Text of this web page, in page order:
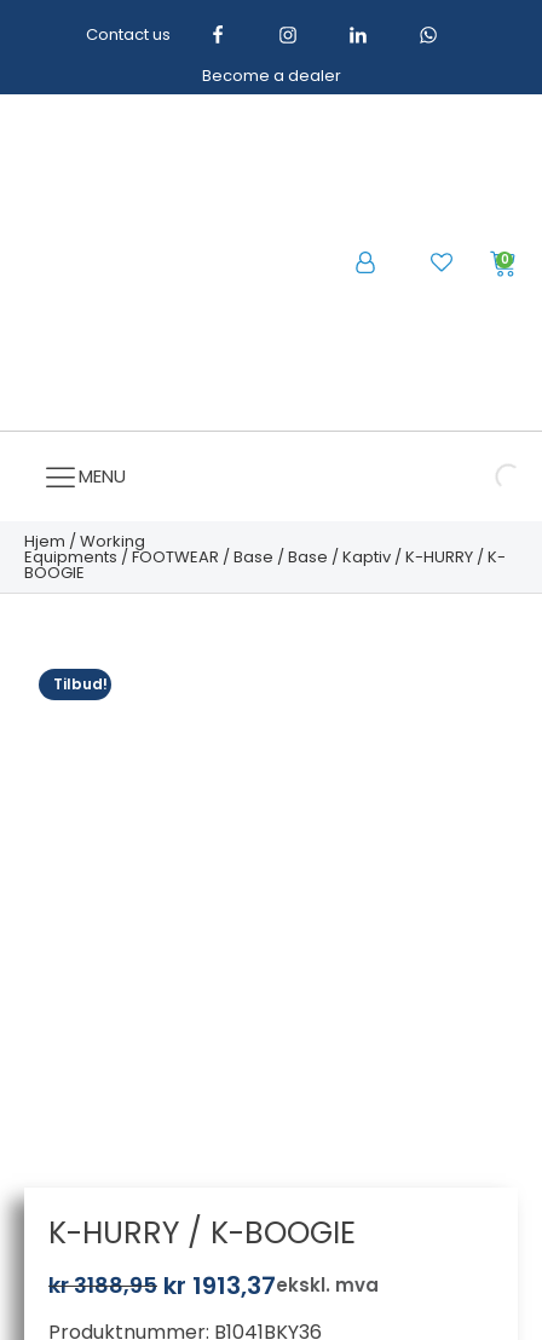
Contact us
Become a dealer
0
MENU
Hjem /Working
Equipments /FOOTWEAR /Base /Base /Kaptiv / K-HURRY / K-
BOOGIE
Tilbud!
K-HURRY / K-BOOGIE
kr3188,95
Opprinnelig
kr 1913,37
Nåværende
ekskl. mva
Produktnummer: B1041BKY36